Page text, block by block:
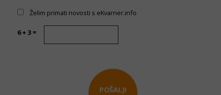
Želim primati novosti s eKvarner.info
6 + 3 =
POŠALJI